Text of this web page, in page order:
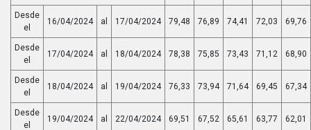
Desde
el
16/04/2024 al 17/04/2024 79,48 76,89 74,41 72,03 69,76
Desde
el
17/04/2024 al 18/04/2024 78,38 75,85 73,43 71,12 68,90
Desde
el
18/04/2024 al 19/04/2024 76,33 73,94 71,64 69,45 67,34
Desde
el
19/04/2024 al 22/04/2024 69,51 67,52 65,61 63,77 62,01